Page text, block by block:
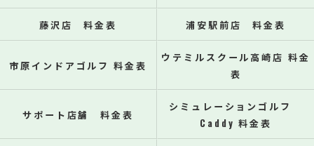
藤沢店 料金表 浦安駅前店 料金表
市原インドアゴルフ 料金表
ウテミルスクール高崎店 料金
表
サポート店舗 料金表
シミュレーションゴルフ
Caddy 料金表